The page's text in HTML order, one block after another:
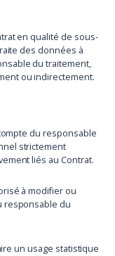
en qualité de sous-
des données à
du traitement,
ou indirectement.
du responsable
strictement
liés au Contrat.
à modifier ou
responsable du
un usage statistique